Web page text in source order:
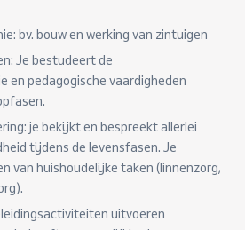
bv. bouw en werking van zintuigen
Je bestudeert de
en pedagogische vaardigheden
je bekijkt en bespreekt allerlei
tijdens de levensfasen. Je
van huishoudelijke taken (linnenzorg,
uitvoeren